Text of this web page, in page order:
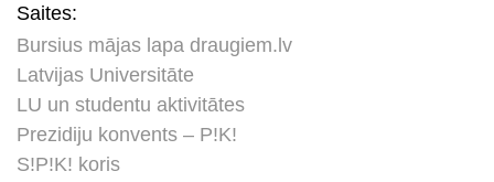
Saites:
Bursius mājas lapa draugiem.lv
Latvijas Universitāte
LU un studentu aktivitātes
Prezidiju konvents – P!K!
S!P!K! koris